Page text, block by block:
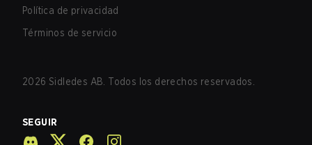
Política de privacidad
Términos de servicio
2026 Sidledes AB. Todos los derechos reservados.
SEGUIR